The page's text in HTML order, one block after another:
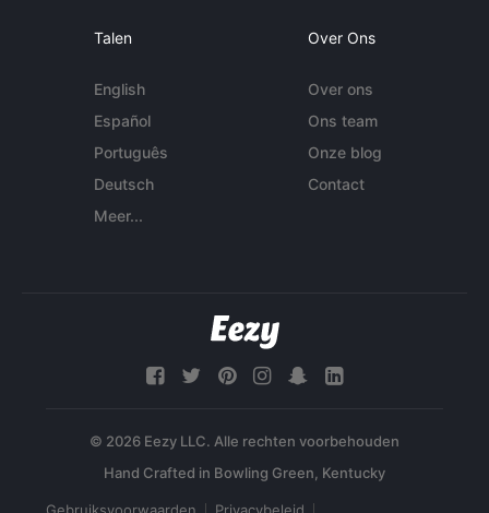
Talen
English
Español
Português
Deutsch
Meer...
Over Ons
Over ons
Ons team
Onze blog
Contact
© 2026 Eezy LLC. Alle rechten voorbehouden